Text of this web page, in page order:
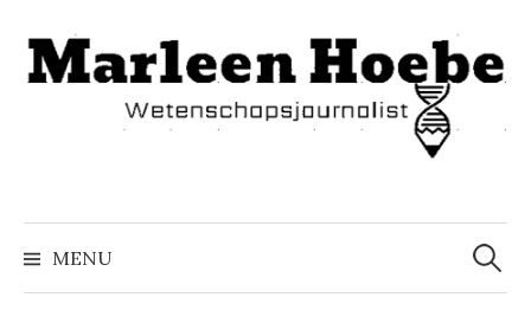
inhoud
springen
MENU
Zoeken
naar: